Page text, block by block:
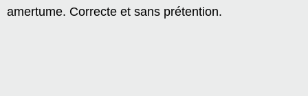
amertume. Correcte et sans prétention.